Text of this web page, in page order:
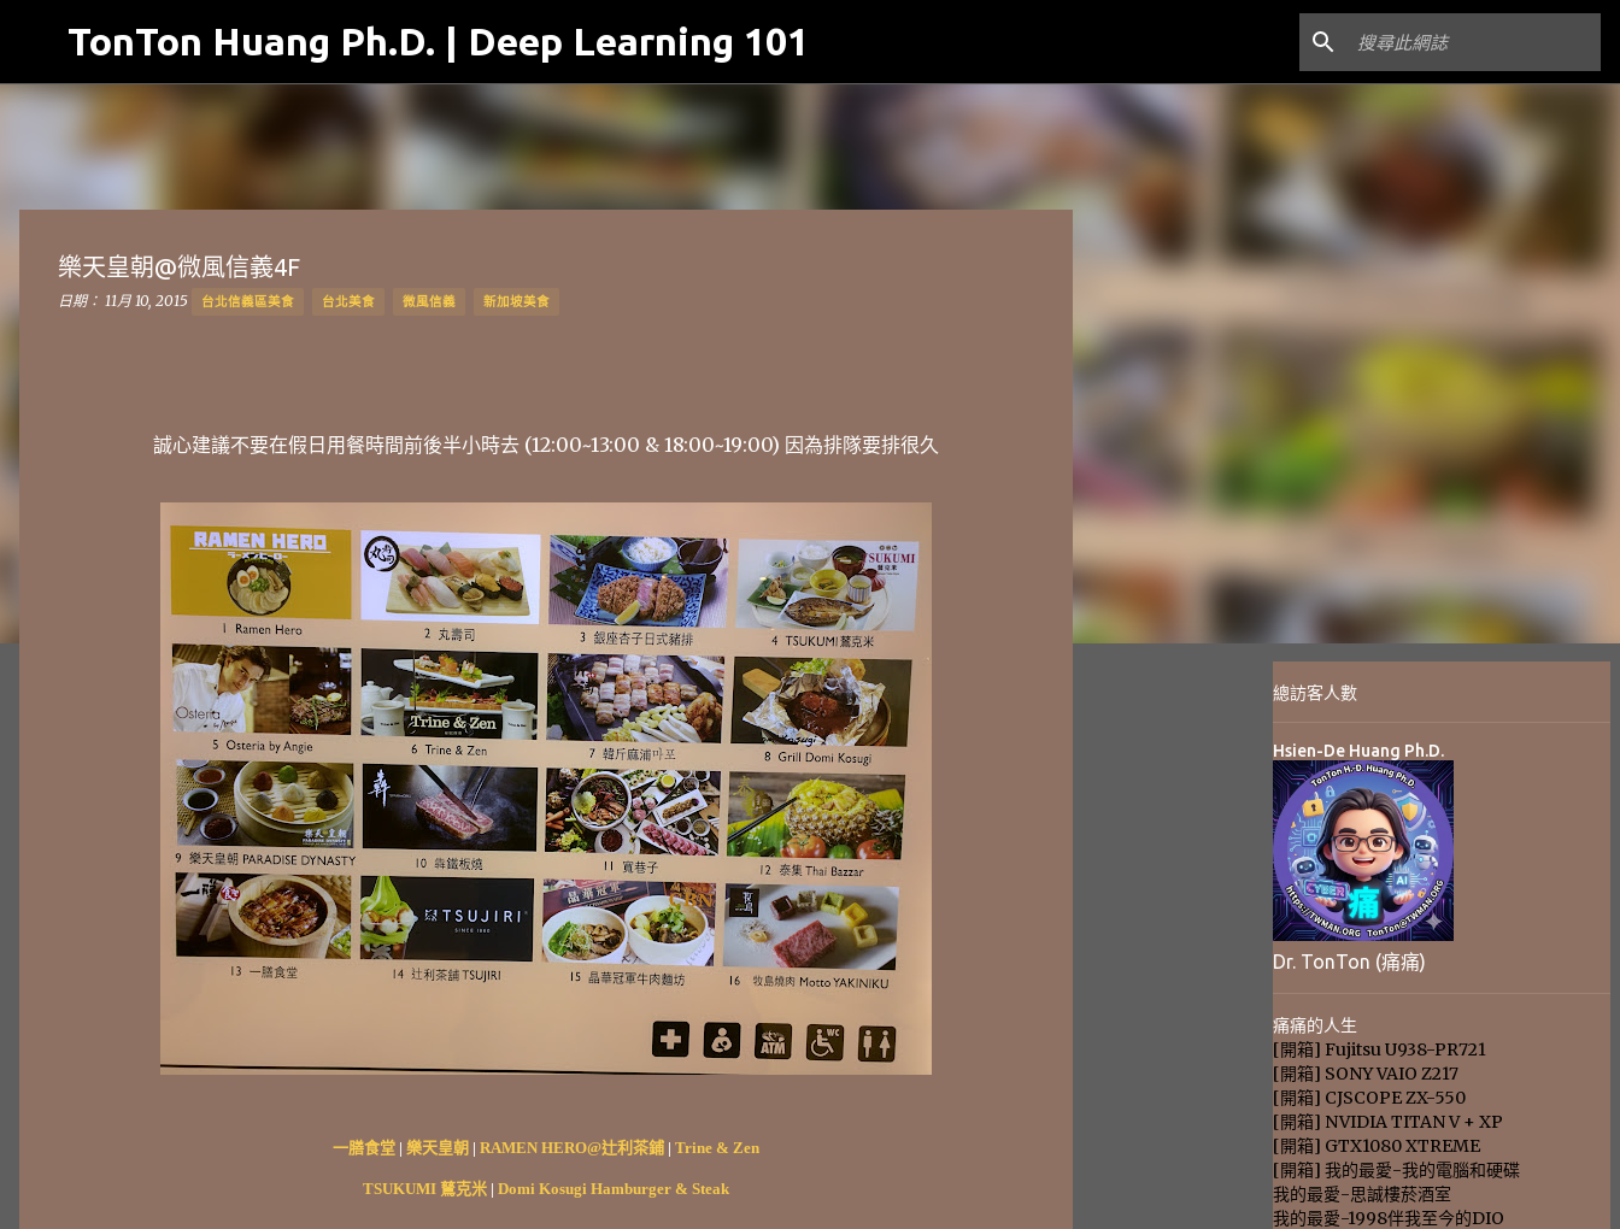
跳到主要內容
TonTon Huang Ph.D. | Deep Learning 101
樂天皇朝@微風信義4F
日期： 11月 10, 2015 台北信義區美食 台北美食 微風信義 新加坡美食
誠心建議不要在假日用餐時間前後半小時去 (12:00~13:00 & 18:00~19:00) 因為排隊要排很久
一膳食堂 | 樂天皇朝 | RAMEN HERO@辻利茶鋪 | Trine & Zen
TSUKUMI 鶿克米 | Domi Kosugi Hamburger & Steak
總訪客人數
Hsien-De Huang Ph.D.
Dr. TonTon (痛痛)
痛痛的人生
[開箱] Fujitsu U938-PR721
[開箱] SONY VAIO Z217
[開箱] CJSCOPE ZX-550
[開箱] NVIDIA TITAN V + XP
[開箱] GTX1080 XTREME
[開箱] 我的最愛-我的電腦和硬碟
我的最愛-思誠樓菸酒室
我的最愛-1998伴我至今的DIO